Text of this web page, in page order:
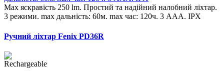
Max яскравість 250 lm. Простий та надійний налобний ліхтар.
3 режими. max дальність: 60м. max час: 120ч. 3 AAA. IPX
Ручний ліхтар Fenix PD36R